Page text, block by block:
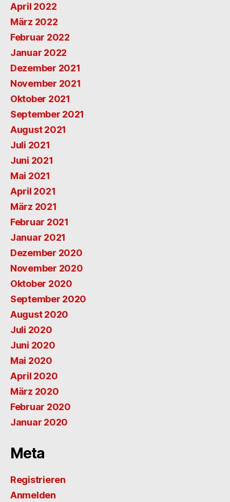
April 2022
März 2022
Februar 2022
Januar 2022
Dezember 2021
November 2021
Oktober 2021
September 2021
August 2021
Juli 2021
Juni 2021
Mai 2021
April 2021
März 2021
Februar 2021
Januar 2021
Dezember 2020
November 2020
Oktober 2020
September 2020
August 2020
Juli 2020
Juni 2020
Mai 2020
April 2020
März 2020
Februar 2020
Januar 2020
Meta
Registrieren
Anmelden